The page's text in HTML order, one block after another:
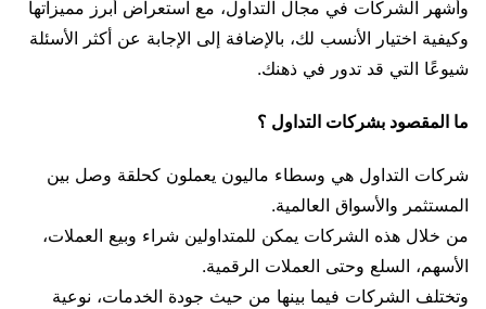
وأشهر الشركات في مجال التداول، مع استعراض أبرز مميزاتها
وكيفية اختيار الأنسب لك، بالإضافة إلى الإجابة عن أكثر الأسئلة
شيوعًا التي قد تدور في ذهنك.
ما المقصود بشركات التداول ؟
شركات التداول هي وسطاء ماليون يعملون كحلقة وصل بين
المستثمر والأسواق العالمية.
من خلال هذه الشركات يمكن للمتداولين شراء وبيع العملات،
الأسهم، السلع وحتى العملات الرقمية.
وتختلف الشركات فيما بينها من حيث جودة الخدمات، نوعية